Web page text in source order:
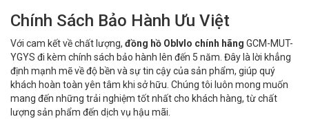
Chính Sách Bảo Hành Ưu Việt
Với cam kết về chất lượng, đồng hồ Oblvlo chính hãng GCM-MUT-
YGYS đi kèm chính sách bảo hành lên đến 5 năm. Đây là lời khẳng
định mạnh mẽ về độ bền và sự tin cậy của sản phẩm, giúp quý
khách hoàn toàn yên tâm khi sở hữu. Chúng tôi luôn mong muốn
mang đến những trải nghiệm tốt nhất cho khách hàng, từ chất
lượng sản phẩm đến dịch vụ hậu mãi.